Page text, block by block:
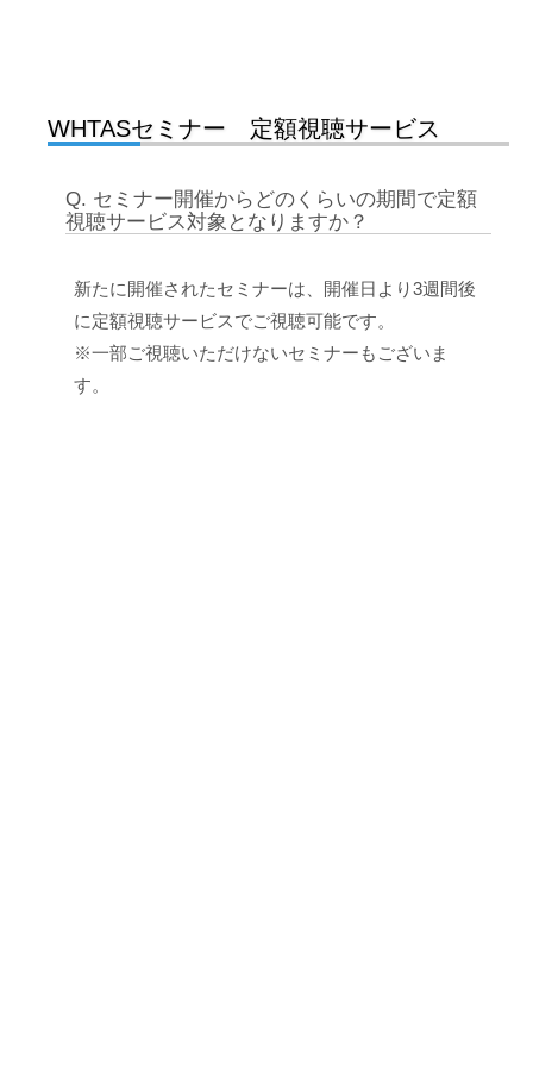
WHTASセミナー 定額視聴サービス
Q. セミナー開催からどのくらいの期間で定額
視聴サービス対象となりますか？
新たに開催されたセミナーは、開催日より3週間後
に定額視聴サービスでご視聴可能です。
※一部ご視聴いただけないセミナーもございま
す。